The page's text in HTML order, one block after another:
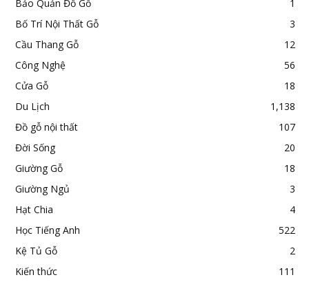
Bảo Quản Đồ Gỗ
1
Bố Trí Nội Thất Gỗ
3
Cầu Thang Gỗ
12
Công Nghệ
56
Cửa Gỗ
18
Du Lịch
1,138
Đồ gỗ nội thất
107
Đời Sống
20
Giường Gỗ
18
Giường Ngủ
3
Hạt Chia
4
Học Tiếng Anh
522
Kệ Tủ Gỗ
2
Kiến thức
111